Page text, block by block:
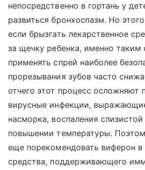
непосредственно в гортань у
развиться бронхоспазм. Но
если брызгать лекарственное
за щечку ребенка, именно таким
применять спрей наиболее
прорезывания зубов часто
отчего этот процесс осложняют
вирусные инфекции,
насморка, воспаления слизистой
повышении температуры.
еще порекомендовать виферон в
средства, поддерживающего